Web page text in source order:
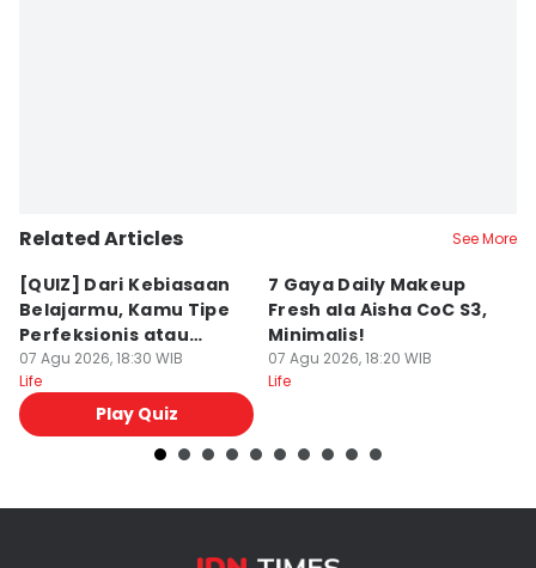
Related Articles See More
[QUIZ] Dari Kebiasaan
Belajarmu, Kamu Tipe
Perfeksionis atau
Deadliner?
07 Agu 2026, 18:30 WIB
Life
Play Quiz
7 Gaya Daily Makeup
Fresh ala Aisha CoC S3,
Minimalis!
07 Agu 2026, 18:20 WIB
Life